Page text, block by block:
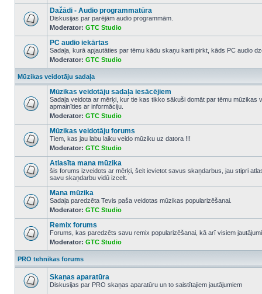
unread
posts
No
unread
posts
Dažādi - Audio programmatūra
Diskusijas par parējām audio programmām.
Moderator: GTC Studio
No
unread
posts
PC audio iekārtas
Sadaļa, kurā apjautāties par tēmu kādu skaņu karti pirkt, kāds PC audio
Moderator: GTC Studio
Mūzikas veidotāju sadaļa
No
posts
Mūzikas veidotāju sadaļa iesācējiem
Sadaļa veidota ar mērķi, kur tie kas tikko sākuši domāt par tēmu mūzikas
apmainīties ar informāciju.
Moderator: GTC Studio
No
unread
posts
Mūzikas veidotāju forums
Tiem, kas jau labu laiku veido mūziku uz datora !!!
Moderator: GTC Studio
No
unread
posts
Atlasīta mana mūzika
šis forums izveidots ar mērķi, šeit ievietot savus skaņdarbus, jau stipri
savu skaņdarbu vidū izcelt.
No
unread
posts
Mana mūzika
Sadaļa paredzēta Tevis paša veidotas mūzikas popularizēšanai.
Moderator: GTC Studio
No
unread
posts
Remix forums
Forums, kas paredzēts savu remix popularizēšanai, kā arī visiem
Moderator: GTC Studio
PRO tehnikas forums
Skaņas aparatūra
Diskusijas par PRO skaņas aparatūru un to saistītajiem jautājumiem